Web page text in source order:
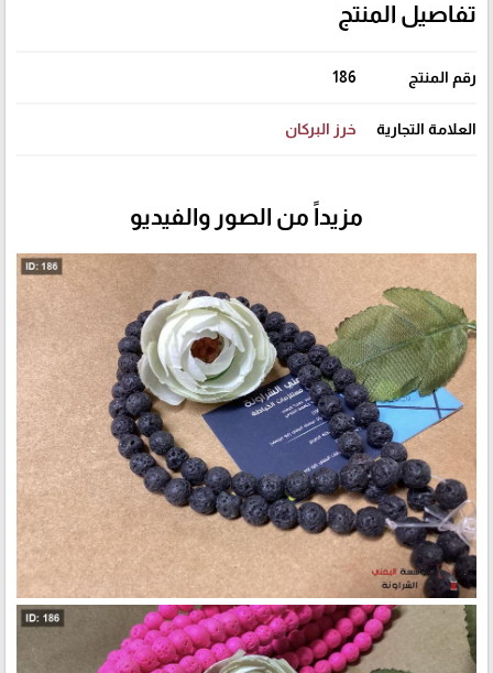
تفاصيل المنتج
رقم المنتج 186
العلامة التجارية خرز البركان
مزيداً من الصور والفيديو